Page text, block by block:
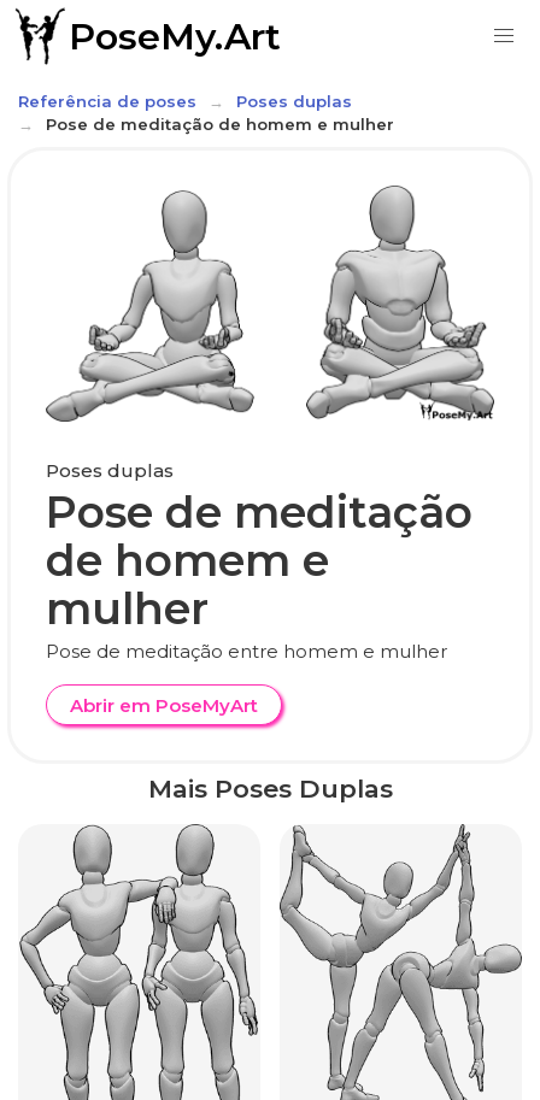
PoseMy.Art
Referência de poses
Poses duplas
Pose de meditação de homem e mulher
Poses duplas
Pose de meditação
de homem e
mulher
Pose de meditação entre homem e mulher
Abrir em PoseMyArt
Mais Poses Duplas